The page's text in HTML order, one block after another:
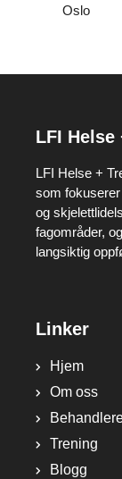
Oslo
LFI Helse
LFI Helse +
som
og
fagområder,
langsiktig
Linker
Hjem
Om oss
Trening
Blogg